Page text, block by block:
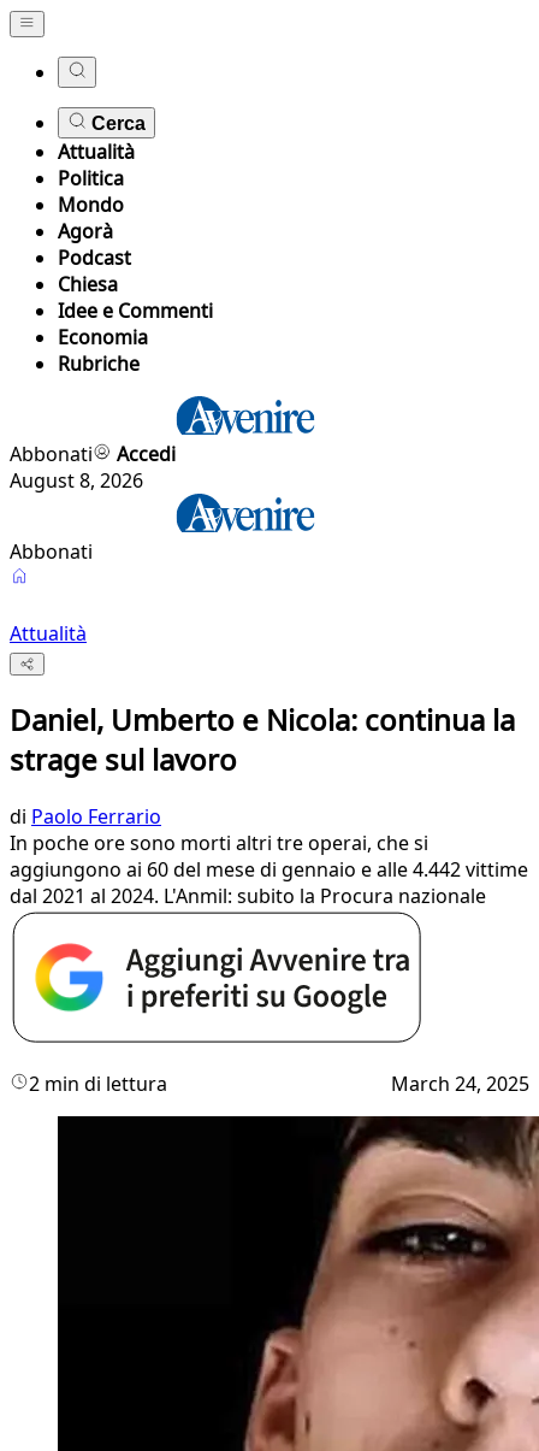
Cerca
Attualità
Politica
Mondo
Agorà
Podcast
Chiesa
Idee e Commenti
Economia
Rubriche
Abbonati
Accedi
August 8, 2026
Abbonati
Attualità
Daniel, Umberto e Nicola: continua la
strage sul lavoro
di Paolo Ferrario
In poche ore sono morti altri tre operai, che si
aggiungono ai 60 del mese di gennaio e alle 4.442 vittime
dal 2021 al 2024. L'Anmil: subito la Procura nazionale
2 min di lettura March 24, 2025